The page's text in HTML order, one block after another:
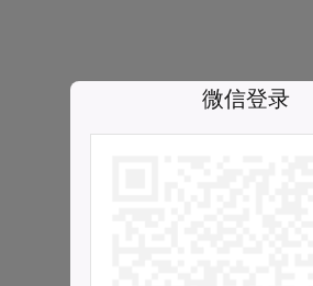
微信登录